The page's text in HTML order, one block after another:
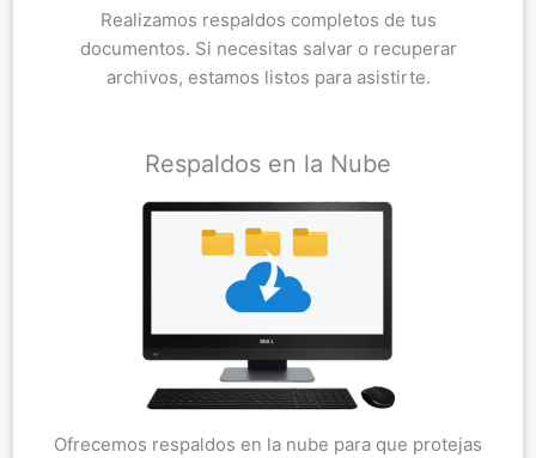
Realizamos respaldos completos de tus
documentos. Si necesitas salvar o recuperar
archivos, estamos listos para asistirte.
Respaldos en la Nube
Ofrecemos respaldos en la nube para que protejas